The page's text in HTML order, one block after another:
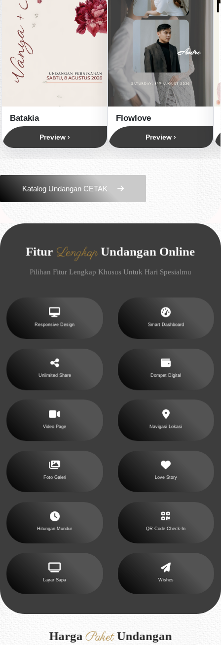
Batakia
Preview ›
Flowlove
Preview ›
Katalog Undangan CETAK
Fitur Lengkap Undangan Online
Pilihan Fitur Lengkap Khusus Untuk Hari Spesialmu
Responsive Design Smart Dashboard
Unlimited Share Dompet Digital
Video Page Navigasi Lokasi
Foto Galeri Love Story
Hitungan Mundur QR Code Check-In
Layar Sapa Wishes
Harga PaketUndangan